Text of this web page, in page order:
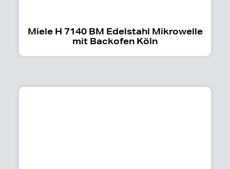
Miele H 7140 BM Edelstahl Mikrowelle
mit Backofen Köln